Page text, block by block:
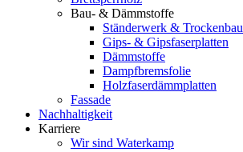
Bau- & Dämmstoffe
Ständerwerk & Trockenbau
Gips- & Gipsfaserplatten
Dämmstoffe
Dampfbremsfolie
Holzfaserdämmplatten
Fassade
Nachhaltigkeit
Karriere
Wir sind Waterkamp